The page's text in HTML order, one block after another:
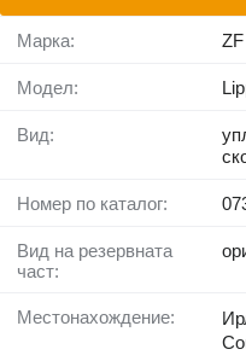
Марка: ZF
Модел:
Вид:
Номер по каталог:
Вид на резервната
част:
Местонахождение: